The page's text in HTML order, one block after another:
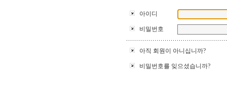
아이디
비밀번호
아직 회원이 아니십니까?
비밀번호를 잊으셨습니까?